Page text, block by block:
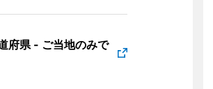
府県 - ご当地のみで